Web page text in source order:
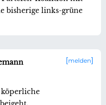
bisherige links-grüne
melden
köperliche